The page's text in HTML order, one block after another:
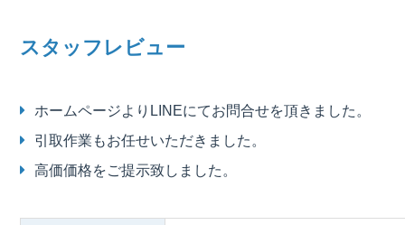
スタッフレビュー
ホームページよりLINEにてお問合せを頂きました。
引取作業もお任せいただきました。
高価価格をご提示致しました。